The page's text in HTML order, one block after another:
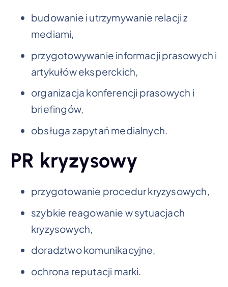
budowanie i utrzymywanie relacji z
mediami,
przygotowywanie informacji prasowych i
artykułów eksperckich,
organizacja konferencji prasowych i
briefingów,
obsługa zapytań medialnych.
PR kryzysowy
przygotowanie procedur kryzysowych,
szybkie reagowanie w sytuacjach
kryzysowych,
doradztwo komunikacyjne,
ochrona reputacji marki.